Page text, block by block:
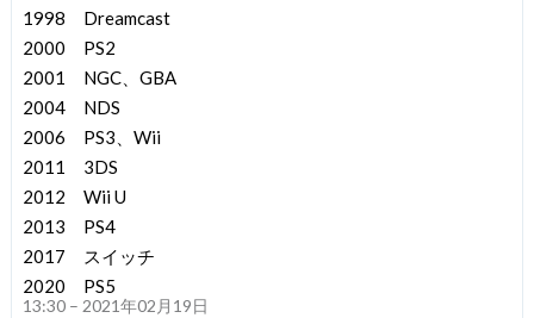
1998 Dreamcast
2000 PS2
2001 NGC、GBA
2004 NDS
2006 PS3、Wii
2011 3DS
2012 Wii U
2013 PS4
2017 スイッチ
2020 PS5
13:30 – 2021年02月19日